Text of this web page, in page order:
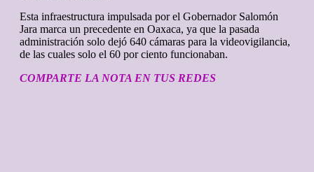
Esta infraestructura impulsada por el Gobernador Salomón
Jara marca un precedente en Oaxaca, ya que la pasada
administración solo dejó 640 cámaras para la videovigilancia,
de las cuales solo el 60 por ciento funcionaban.
COMPARTE LA NOTA EN TUS REDES